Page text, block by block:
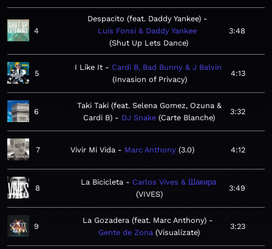
4
Despacito (feat. Daddy Yankee)
Luis Fonsi & Daddy Yankee
Shut Up Lets Dance
3:48
5
I Like It
Cardi B, Bad Bunny & J Balvin
Invasion of Privacy
4:13
6
Taki Taki (feat. Selena Gomez, Ozuna &
Cardi B)
DJ Snake Carte Blanche
3:32
7 Vivir Mi Vida Marc Anthony 3.0 4:12
8
La Bicicleta
Carlos Vives & Шакира
VIVES
3:49
9
La Gozadera (feat. Marc Anthony)
Gente de Zona Visualízate
3:23